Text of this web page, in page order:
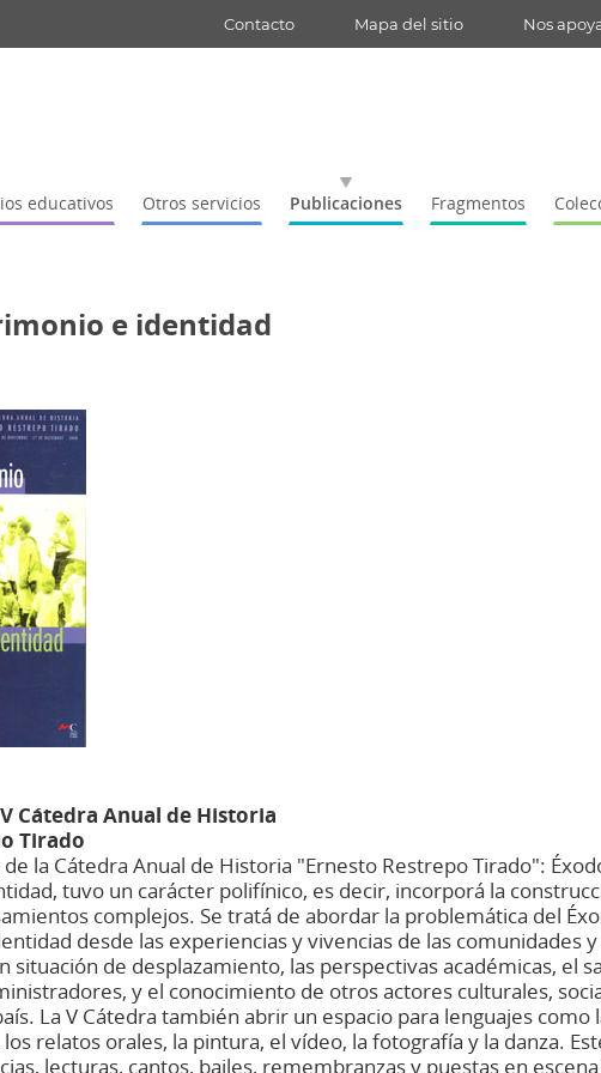
Contacto Mapa del sitio Nos
educativos Otros servicios Publicaciones Fragmentos
e identidad
Cátedra Anual de Historia
Tirado
la Cátedra Anual de Historia "Ernesto Restrepo Tirado":
tuvo un carácter polifínico, es decir, incorporá la
complejos. Se tratá de abordar la problemática del
desde las experiencias y vivencias de las comunidades
situación de desplazamiento, las perspectivas académicas, el
y el conocimiento de otros actores culturales,
La V Cátedra también abrir un espacio para lenguajes como
relatos orales, la pintura, el vídeo, la fotografía y la danza.
lecturas, cantos, bailes, remembranzas y puestas en